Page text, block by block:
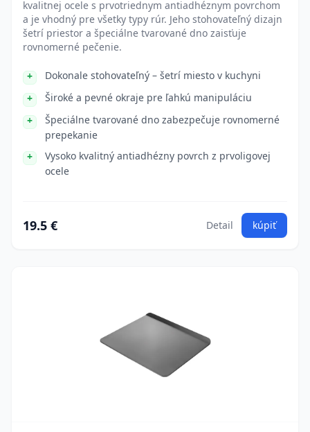
kvalitnej ocele s prvotriednym antiadhéznym povrchom
a je vhodný pre všetky typy rúr. Jeho stohovateľný dizajn
šetrí priestor a špeciálne tvarované dno zaisťuje
rovnomerné pečenie.
Dokonale stohovateľný – šetrí miesto v kuchyni
Široké a pevné okraje pre ľahkú manipuláciu
Špeciálne tvarované dno zabezpečuje rovnomerné
prepekanie
Vysoko kvalitný antiadhézny povrch z prvoligovej
ocele
19.5 € Detail kúpiť